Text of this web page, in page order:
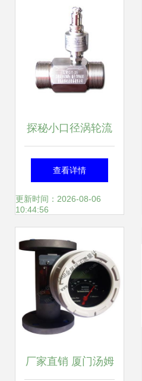
探秘小口径涡轮流
量计与冷却液流量
计 河南郑州高品质
查看详情
更新时间：2026-08-06
10:44:56
厂家直销 厦门汤姆